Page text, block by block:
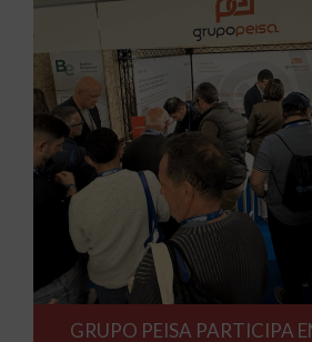
GRUPO PEISA PARTICIPA